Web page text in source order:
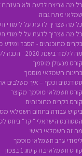
מה שריצם לדעת ולא
מתח גבוה
מה שצריך לדעת על לימודי
מה שצריך לדעת על לימודי
מתוכנתים - הסבר ומידע
בשנת 2020 - הכנה לעתיד עם תעסוקה
מנעולן מוסמך
חשמלאי מוסמך
וכסף – איך משלבים
חשמלאי מוסמך מקוצר
בקרים מתוכנתים
עבודה בתחום חשמלאי
הישראלי "יקר" ביחס
זה חשמלאי ראשי
ערב חשמלאי מוסמך
חשמלאי בודק סוג 1 בצפון